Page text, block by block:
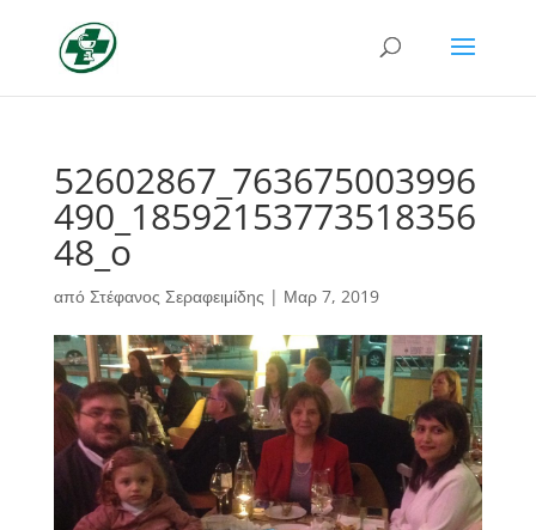
52602867_763675003996
490_18592153773518356
48_o
από Στέφανος Σεραφειμίδης | Μαρ 7, 2019